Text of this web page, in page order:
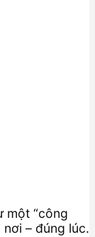
một “công
– đúng lúc.